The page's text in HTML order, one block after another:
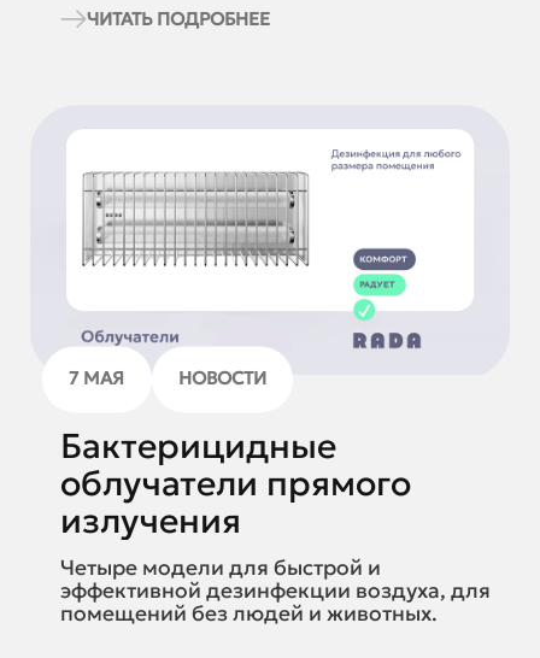
ЧИТАТЬ ПОДРОБНЕЕ
7 МАЯ НОВОСТИ
Бактерицидные
облучатели прямого
излучения
Четыре модели для быстрой и
эффективной дезинфекции воздуха, для
помещений без людей и животных.